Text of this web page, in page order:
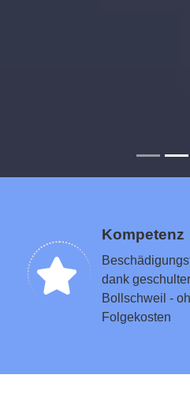
Kompetenz
dank
Bollschweil -
Folgekosten